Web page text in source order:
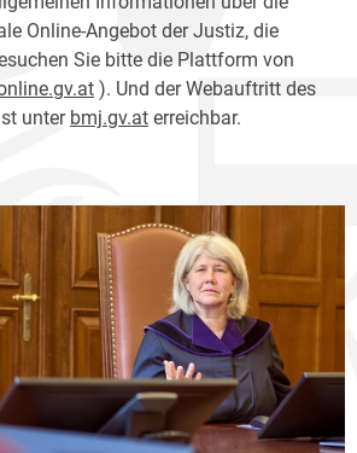
Online-Angebot der Justiz, die
Sie bitte die Plattform von
). Und der Webauftritt des
unter bmj.gv.at erreichbar.